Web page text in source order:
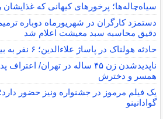
سیاه‌چاله‌ها؛ پرخورهای کیهانی که
دستمزد کارگران در شهریورماه دوباره
دقیق محاسبه سبد معیشت اعلام شد
حادثه هولناک در پاساژ علاءالدین؛ ۶ نفر به بیمارستان منتقل شدند
ناپدیدشدن زن ۴۵ ساله در تهران/
همسر و دخترش
یک فیلم مرموز در جشنواره ونیز حضور
گوادانینو